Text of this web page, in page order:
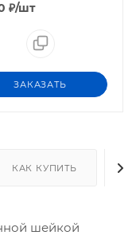
₽/шт
ЗАКАЗАТЬ
КАК КУПИТЬ
шейкой